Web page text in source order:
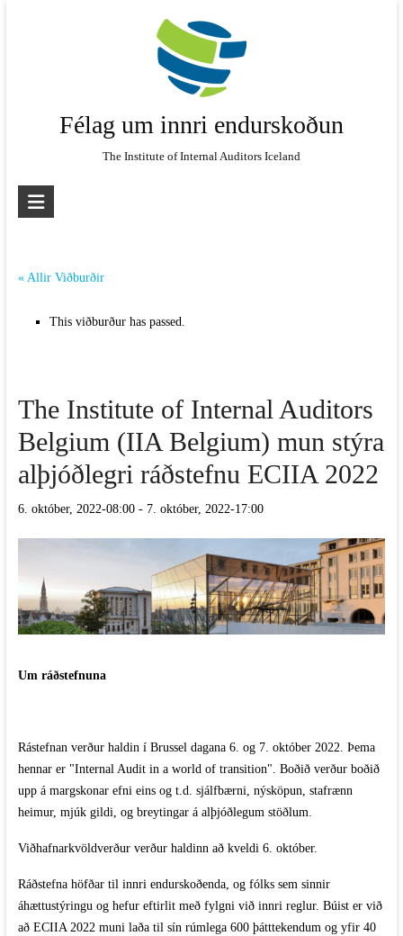
Félag um innri endurskoðun
The Institute of Internal Auditors Iceland
« Allir Viðburðir
This viðburður has passed.
The Institute of Internal Auditors
Belgium (IIA Belgium) mun stýra
alþjóðlegri ráðstefnu ECIIA 2022
6. október, 2022-08:00- 7. október, 2022-17:00
Um ráðstefnuna
Rástefnan verður haldin í Brussel dagana 6. og 7. október 2022. Þema
hennar er "Internal Audit in a world of transition". Boðið verður boðið
upp á margskonar efni eins og t.d. sjálfbærni, nýsköpun, stafrænn
heimur, mjúk gildi, og breytingar á alþjóðlegum stöðlum.
Viðhafnarkvöldverður verður haldinn að kveldi 6. október.
Ráðstefna höfðar til innri endurskoðenda, og fólks sem sinnir
áhættustýringu og hefur eftirlit með fylgni við innri reglur. Búist er við
að ECIIA 2022 muni laða til sín rúmlega 600 þátttekendum og yfir 40